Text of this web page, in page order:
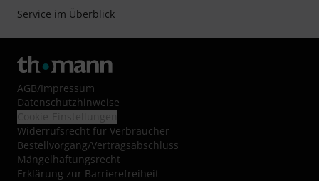
Service im Überblick
AGB/Impressum
Datenschutzhinweise
Widerrufsrecht für Verbraucher
Bestellvorgang/Vertragsabschluss
Mängelhaftungsrecht
Erklärung zur Barrierefreiheit